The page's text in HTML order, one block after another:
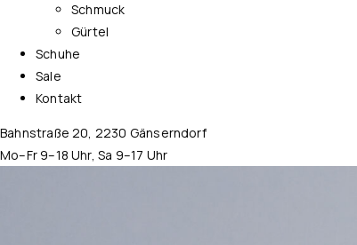
Schmuck
Gürtel
Schuhe
Sale
Kontakt
Bahnstraße 20, 2230 Gänserndorf
Mo–Fr 9–18 Uhr, Sa 9–17 Uhr